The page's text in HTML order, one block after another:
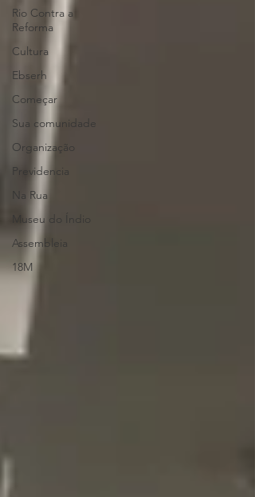
Rio Contra a
Reforma
Cultura
Ebserh
Começar
Sua comunidade
Organização
Previdencia
Na Rua
Museu do Índio
Assembleia
18M